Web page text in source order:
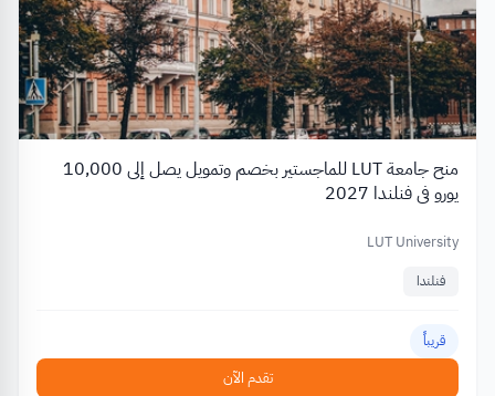
منح جامعة LUT للماجستير بخصم وتمويل يصل إلى 10,000
يورو في فنلندا 2027
LUT University
فنلندا
قريباً
تقدم الآن